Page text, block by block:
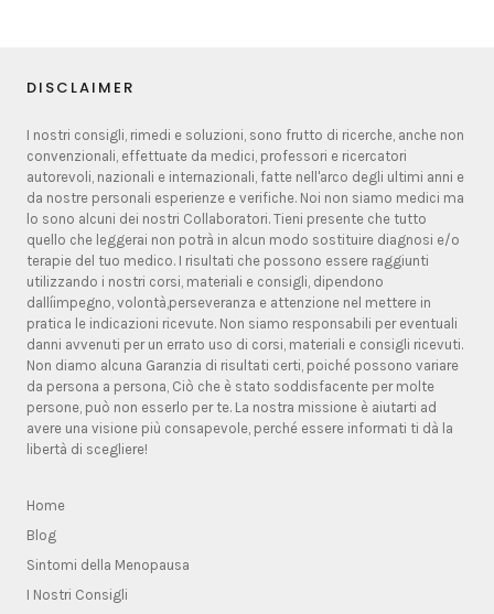
DISCLAIMER
I nostri consigli, rimedi e soluzioni, sono frutto di ricerche, anche non
convenzionali, effettuate da medici, professori e ricercatori
autorevoli, nazionali e internazionali, fatte nell'arco degli ultimi anni e
da nostre personali esperienze e verifiche. Noi non siamo medici ma
lo sono alcuni dei nostri Collaboratori. Tieni presente che tutto
quello che leggerai non potrà in alcun modo sostituire diagnosi e/o
terapie del tuo medico. I risultati che possono essere raggiunti
utilizzando i nostri corsi, materiali e consigli, dipendono
dallíimpegno, volontà,perseveranza e attenzione nel mettere in
pratica le indicazioni ricevute. Non siamo responsabili per eventuali
danni avvenuti per un errato uso di corsi, materiali e consigli ricevuti.
Non diamo alcuna Garanzia di risultati certi, poiché possono variare
da persona a persona, Ciò che è stato soddisfacente per molte
persone, può non esserlo per te. La nostra missione è aiutarti ad
avere una visione più consapevole, perché essere informati ti dà la
libertà di scegliere!
Home
Blog
Sintomi della Menopausa
I Nostri Consigli